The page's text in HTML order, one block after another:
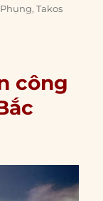
,Takos
công